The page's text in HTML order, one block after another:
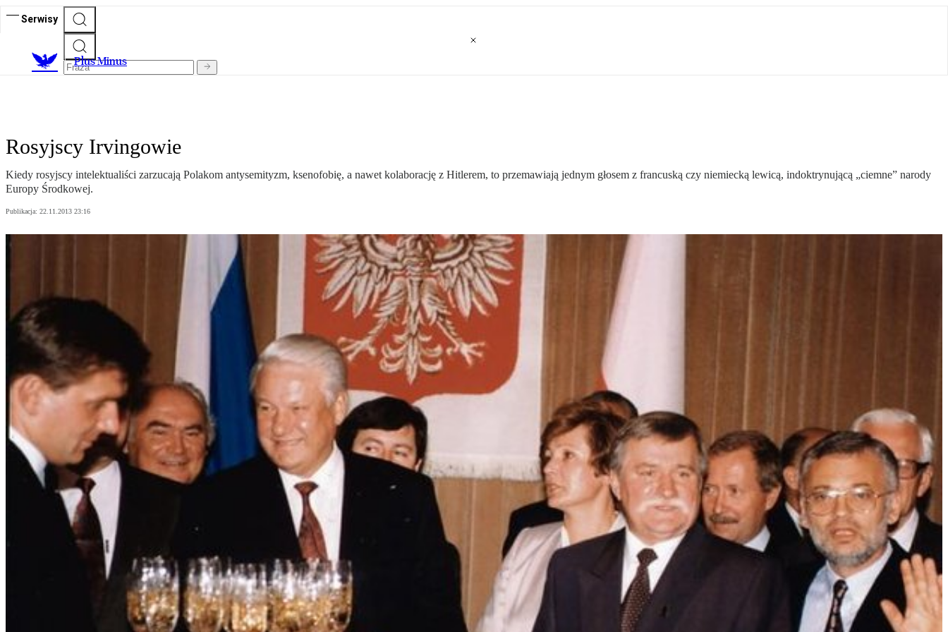
Serwisy
Plus Minus
Rosyjscy Irvingowie
Kiedy rosyjscy intelektualiści zarzucają Polakom antysemityzm, ksenofobię, a nawet kolaborację z Hitlerem, to przemawiają jednym głosem z francuską czy niemiecką lewicą, indoktrynującą „ciemne” narody
Europy Środkowej.
Publikacja: 22.11.2013 23:16